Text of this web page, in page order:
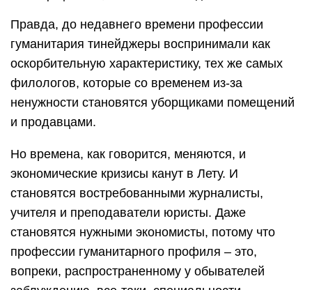
Правда, до недавнего времени профессии
гуманитария тинейджеры воспринимали как
оскорбительную характеристику, тех же самых
филологов, которые со временем из-за
ненужности становятся уборщиками помещений
и продавцами.
Но времена, как говорится, меняются, и
экономические кризисы канут в Лету. И
становятся востребованными журналисты,
учителя и преподаватели юристы. Даже
становятся нужными экономисты, потому что
профессии гуманитарного профиля – это,
вопреки, распространенному у обывателей